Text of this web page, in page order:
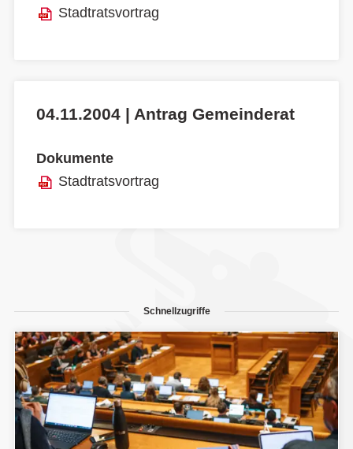
Stadtratsvortrag
04.11.2004 | Antrag Gemeinderat
Dokumente
Stadtratsvortrag
Schnellzugriffe